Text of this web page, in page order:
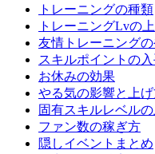
トレーニングの種類
トレーニングLvの
友情トレーニング
スキルポイントの
お休みの効果
やる気の影響と上
固有スキルレベル
ファン数の稼ぎ方
隠しイベントまとめ